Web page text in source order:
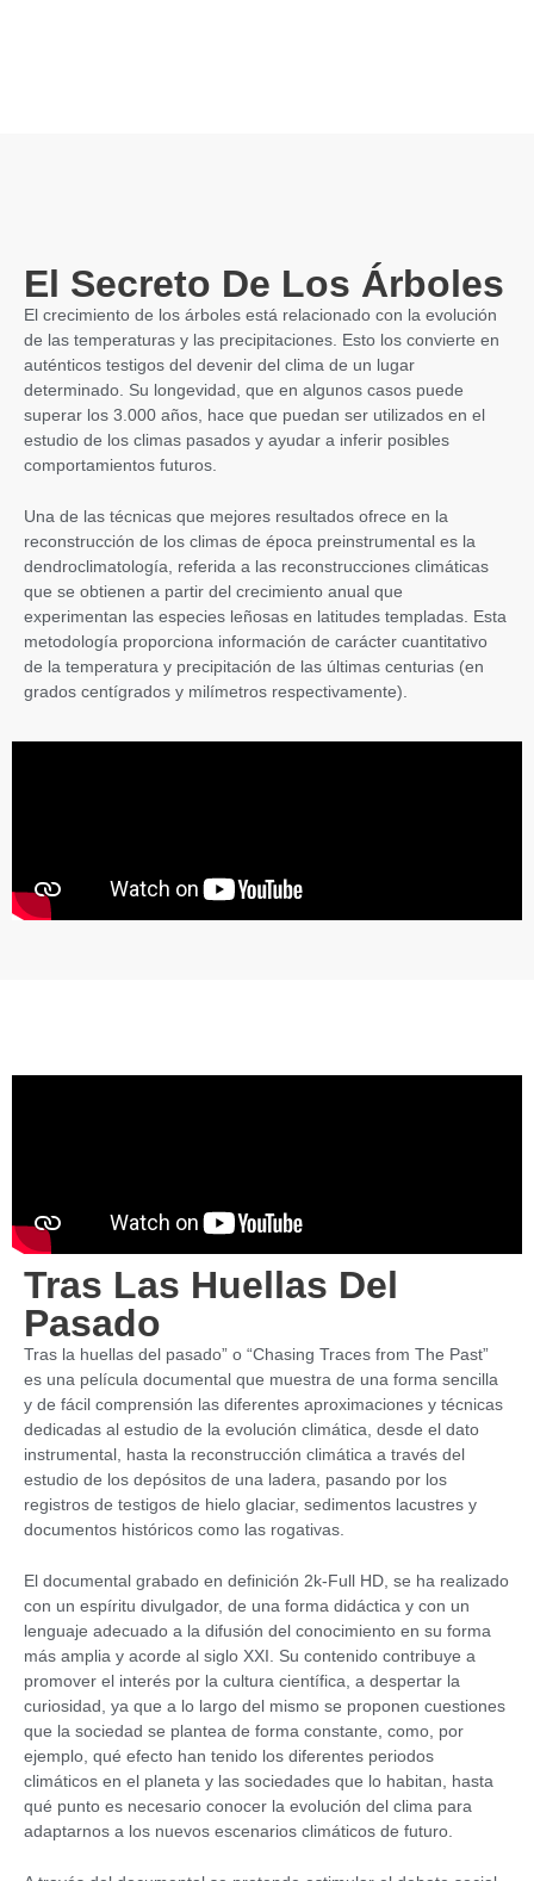
El Secreto De Los Árboles
El crecimiento de los árboles está relacionado con la evolución
de las temperaturas y las precipitaciones. Esto los convierte en
auténticos testigos del devenir del clima de un lugar
determinado. Su longevidad, que en algunos casos puede
superar los 3.000 años, hace que puedan ser utilizados en el
estudio de los climas pasados y ayudar a inferir posibles
comportamientos futuros.
Una de las técnicas que mejores resultados ofrece en la
reconstrucción de los climas de época preinstrumental es la
dendroclimatología, referida a las reconstrucciones climáticas
que se obtienen a partir del crecimiento anual que
experimentan las especies leñosas en latitudes templadas. Esta
metodología proporciona información de carácter cuantitativo
de la temperatura y precipitación de las últimas centurias (en
grados centígrados y milímetros respectivamente).
Tras Las Huellas Del
Pasado
Tras la huellas del pasado” o “Chasing Traces from The Past”
es una película documental que muestra de una forma sencilla
y de fácil comprensión las diferentes aproximaciones y técnicas
dedicadas al estudio de la evolución climática, desde el dato
instrumental, hasta la reconstrucción climática a través del
estudio de los depósitos de una ladera, pasando por los
registros de testigos de hielo glaciar, sedimentos lacustres y
documentos históricos como las rogativas.
El documental grabado en definición 2k-Full HD, se ha realizado
con un espíritu divulgador, de una forma didáctica y con un
lenguaje adecuado a la difusión del conocimiento en su forma
más amplia y acorde al siglo XXI. Su contenido contribuye a
promover el interés por la cultura científica, a despertar la
curiosidad, ya que a lo largo del mismo se proponen cuestiones
que la sociedad se plantea de forma constante, como, por
ejemplo, qué efecto han tenido los diferentes periodos
climáticos en el planeta y las sociedades que lo habitan, hasta
qué punto es necesario conocer la evolución del clima para
adaptarnos a los nuevos escenarios climáticos de futuro.